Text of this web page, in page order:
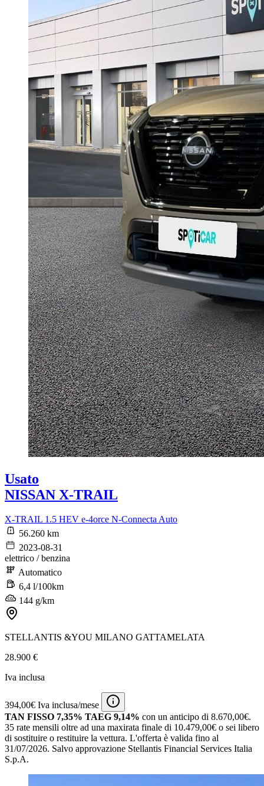
Usato
NISSAN X-TRAIL
X-TRAIL 1.5 HEV e-4orce N-Connecta Auto
56.260 km
2023-08-31
elettrico / benzina
Automatico
6,4 l/100km
144 g/km
STELLANTIS &YOU MILANO GATTAMELATA
28.900 €
Iva inclusa
394,00€ Iva inclusa/mese
TAN FISSO 7,35% TAEG 9,14% con un anticipo di 8.670,00€.
35 rate mensili oltre ad una maxirata finale di 10.479,00€ o sei libero
di sostituire o restituire la vettura. L'offerta è valida fino al
31/07/2026. Salvo approvazione Stellantis Financial Services Italia
S.p.A.